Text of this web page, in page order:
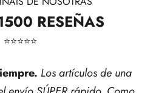
RESEÑAS
⭐​⭐​⭐​⭐​⭐​
Los artículos de una